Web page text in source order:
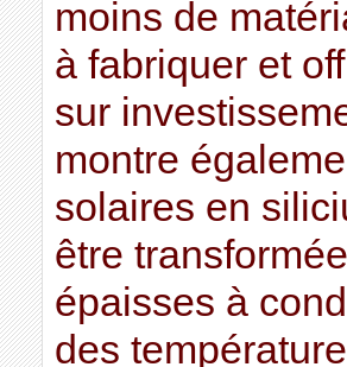
moins de
à fabriquer et
sur
montre
solaires en
être
épaisses à
des